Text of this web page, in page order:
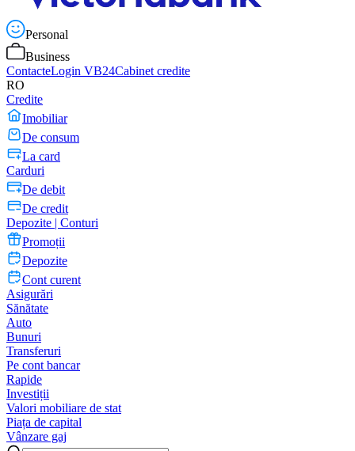
Personal
Business
ContacteLogin VB24Cabinet credite
RO
Credite
Imobiliar
De consum
La card
Carduri
De debit
De credit
Depozite | Conturi
Promoții
Depozite
Cont curent
Asigurări
Sănătate
Auto
Bunuri
Transferuri
Pe cont bancar
Rapide
Investiții
Valori mobiliare de stat
Piața de capital
Vânzare gaj